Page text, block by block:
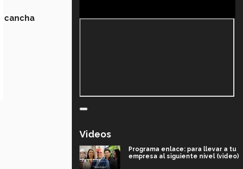
cancha
Videos
Programa enlace: para llevar a tu
empresa al siguiente nivel (video)